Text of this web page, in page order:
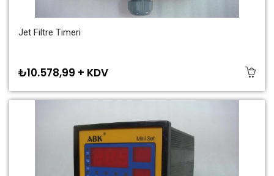
Jet Filtre Timeri
₺10.578,99 + KDV